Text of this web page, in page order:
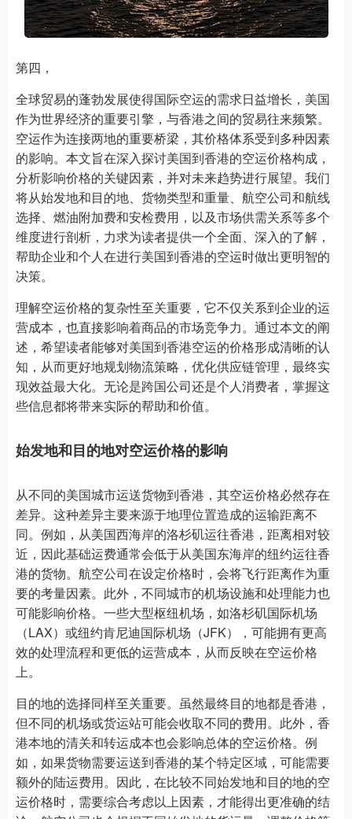
第四，
全球贸易的蓬勃发展使得国际空运的需求日益增长，美国
作为世界经济的重要引擎，与香港之间的贸易往来频繁。
空运作为连接两地的重要桥梁，其价格体系受到多种因素
的影响。本文旨在深入探讨美国到香港的空运价格构成，
分析影响价格的关键因素，并对未来趋势进行展望。我们
将从始发地和目的地、货物类型和重量、航空公司和航线
选择、燃油附加费和安检费用，以及市场供需关系等多个
维度进行剖析，力求为读者提供一个全面、深入的了解，
帮助企业和个人在进行美国到香港的空运时做出更明智的
决策。
理解空运价格的复杂性至关重要，它不仅关系到企业的运
营成本，也直接影响着商品的市场竞争力。通过本文的阐
述，希望读者能够对美国到香港空运的价格形成清晰的认
知，从而更好地规划物流策略，优化供应链管理，最终实
现效益最大化。无论是跨国公司还是个人消费者，掌握这
些信息都将带来实际的帮助和价值。
始发地和目的地对空运价格的影响
从不同的美国城市运送货物到香港，其空运价格必然存在
差异。这种差异主要来源于地理位置造成的运输距离不
同。例如，从美国西海岸的洛杉矶运往香港，距离相对较
近，因此基础运费通常会低于从美国东海岸的纽约运往香
港的货物。航空公司在设定价格时，会将飞行距离作为重
要的考量因素。此外，不同城市的机场设施和处理能力也
可能影响价格。一些大型枢纽机场，如洛杉矶国际机场
（LAX）或纽约肯尼迪国际机场（JFK），可能拥有更高
效的处理流程和更低的运营成本，从而反映在空运价格
上。
目的地的选择同样至关重要。虽然最终目的地都是香港，
但不同的机场或货运站可能会收取不同的费用。此外，香
港本地的清关和转运成本也会影响总体的空运价格。例
如，如果货物需要运送到香港的某个特定区域，可能需要
额外的陆运费用。因此，在比较不同始发地和目的地的空
运价格时，需要综合考虑以上因素，才能得出更准确的结